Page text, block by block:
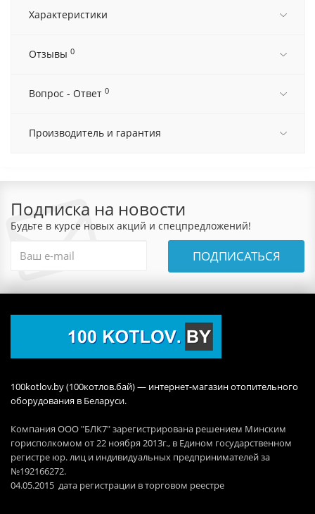
Характеристики
Отзывы 0
Вопрос - Ответ 0
Производитель и гарантия
Подписка на новости
Будьте в курсе новых акций и спецпредложений!
ПОДПИСАТЬСЯ
100kotlov.by (100котлов.бай) — интернет-магазин отопительного
оборудования в Беларуси.
Компания ООО "БЛК7" зарегистрирована решением Минским
горисполкомом от 22 ноября 2013г., в Едином государственном
регистре юр. лиц и индивидуальных предпринимателей за
№192166272.
04.05.2015 дата регистрации в торговом реестре